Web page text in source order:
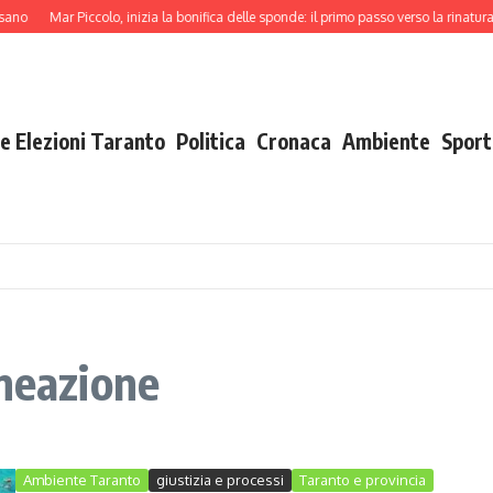
Mar Piccolo, inizia la bonifica delle sponde: il primo passo verso la
Elezioni Taranto Politica Cronaca Ambiente Sport
Ambiente Taranto giustizia e processi Taranto e provincia